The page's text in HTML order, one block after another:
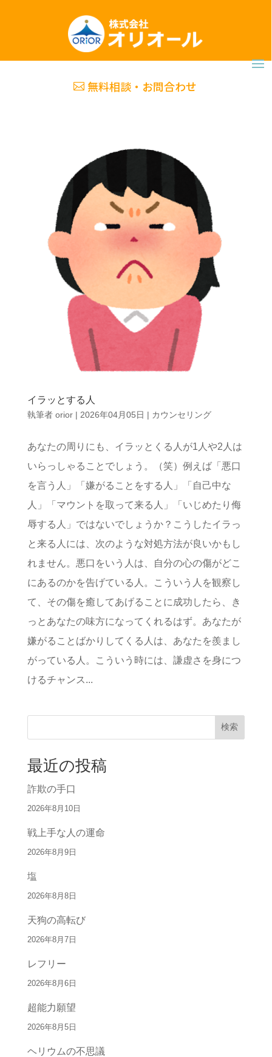
無料相談・お問合わせ
イラッとする人
執筆者 orior| 2026年04月05日 | カウンセリング
あなたの周りにも、イラッとくる人が1人や2人は
いらっしゃることでしょう。（笑）例えば「悪口
を言う人」「嫌がることをする人」「自己中な
人」「マウントを取って来る人」「いじめたり侮
辱する人」ではないでしょうか？こうしたイラっ
と来る人には、次のような対処方法が良いかもし
れません。悪口をいう人は、自分の心の傷がどこ
にあるのかを告げている人。こういう人を観察し
て、その傷を癒してあげることに成功したら、き
っとあなたの味方になってくれるはず。あなたが
嫌がることばかりしてくる人は、あなたを羨まし
がっている人。こういう時には、謙虚さを身につ
けるチャンス...
検索
最近の投稿
詐欺の手口
2026年8月10日
戦上手な人の運命
2026年8月9日
塩
2026年8月8日
天狗の高転び
2026年8月7日
レフリー
2026年8月6日
超能力願望
2026年8月5日
ヘリウムの不思議